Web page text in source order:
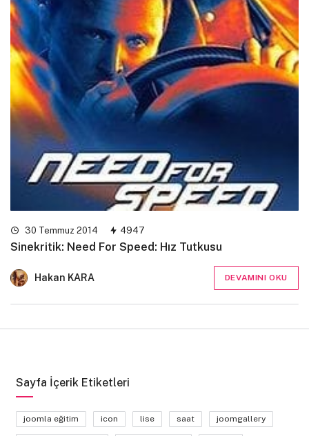
30 Temmuz 2014 4947
Sinekritik: Need For Speed: Hız Tutkusu
Hakan KARA DEVAMINI OKU
Sayfa İçerik Etiketleri
joomla eğitim icon lise saat joomgallery